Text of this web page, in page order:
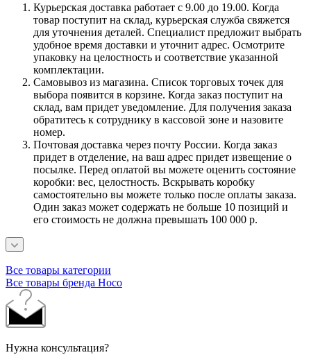
Курьерская доставка работает с 9.00 до 19.00. Когда
товар поступит на склад, курьерская служба свяжется
для уточнения деталей. Специалист предложит выбрать
удобное время доставки и уточнит адрес. Осмотрите
упаковку на целостность и соответствие указанной
комплектации.
Самовывоз из магазина. Список торговых точек для
выбора появится в корзине. Когда заказ поступит на
склад, вам придет уведомление. Для получения заказа
обратитесь к сотруднику в кассовой зоне и назовите
номер.
Почтовая доставка через почту России. Когда заказ
придет в отделение, на ваш адрес придет извещение о
посылке. Перед оплатой вы можете оценить состояние
коробки: вес, целостность. Вскрывать коробку
самостоятельно вы можете только после оплаты заказа.
Один заказ может содержать не больше 10 позиций и
его стоимость не должна превышать 100 000 р.
Все товары категории
Все товары бренда Hoco
Нужна консультация?